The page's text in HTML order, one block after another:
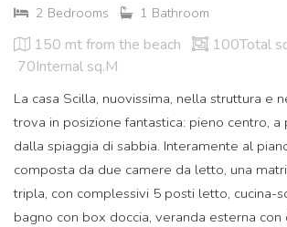
2 Bedrooms 1 Bathroom
150 mtfrom the beach
100Total
70Internal sq.M
La casa Scilla, nuovissima, nella struttura e
trova in posizione fantastica: pieno centro, a
dalla spiaggia di sabbia. Interamente al
composta da due camere da letto, una
tripla, con complessivi 5 posti letto, cucina-
bagno con box doccia, veranda esterna con